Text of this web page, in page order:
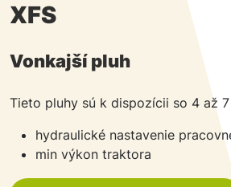
XFS
Vonkajší pluh
Tieto pluhy sú k dispozícii so 4 až
hydraulické nastavenie
min výkon traktora